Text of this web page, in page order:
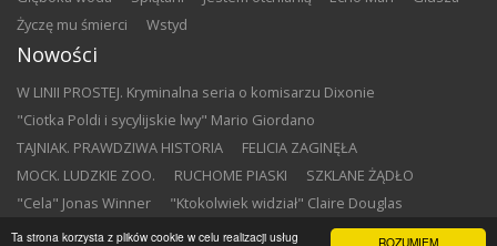
ROZUMIEM
Ta strona korzysta z plików cookie w celu realizacji usług
Życzę mu śmierci
Wstyd
Nowości
W LINII PROSTEJ. Kryminalna seria o komisarzu Dixonie
"Ciotka Poldi i sycylijskie lwy" Mario Giordano
TAJNIAK. PRAWDZIWA HISTORIA
FELICIA ZAGINĘŁA
MOCK. LUDZKIE ZOO.
RUCHOME PIASKI
SZKLANE ŻĄDŁO
"Cela" Jonas Winner
"Ktokolwiek widział" Claire Douglas
"Komu bije dzwon" Historyczna gra miejska dla rodzin i przyjaciół